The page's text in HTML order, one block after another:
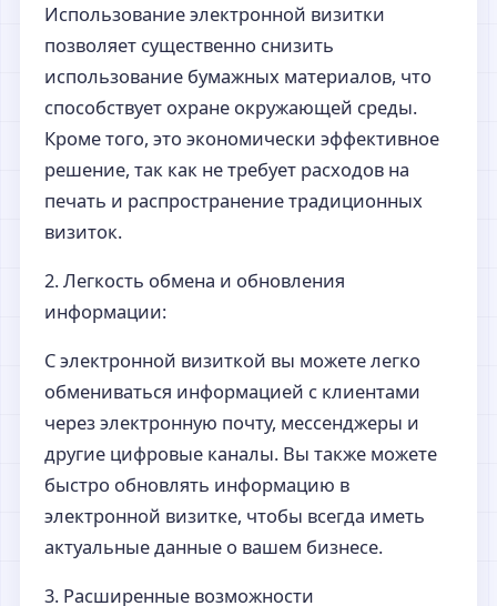
Использование электронной визитки
позволяет существенно снизить
использование бумажных материалов, что
способствует охране окружающей среды.
Кроме того, это экономически эффективное
решение, так как не требует расходов на
печать и распространение традиционных
визиток.
2. Легкость обмена и обновления
информации:
С электронной визиткой вы можете легко
обмениваться информацией с клиентами
через электронную почту, мессенджеры и
другие цифровые каналы. Вы также можете
быстро обновлять информацию в
электронной визитке, чтобы всегда иметь
актуальные данные о вашем бизнесе.
3. Расширенные возможности